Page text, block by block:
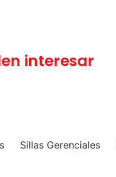
interesar
Sillas Gerenciales